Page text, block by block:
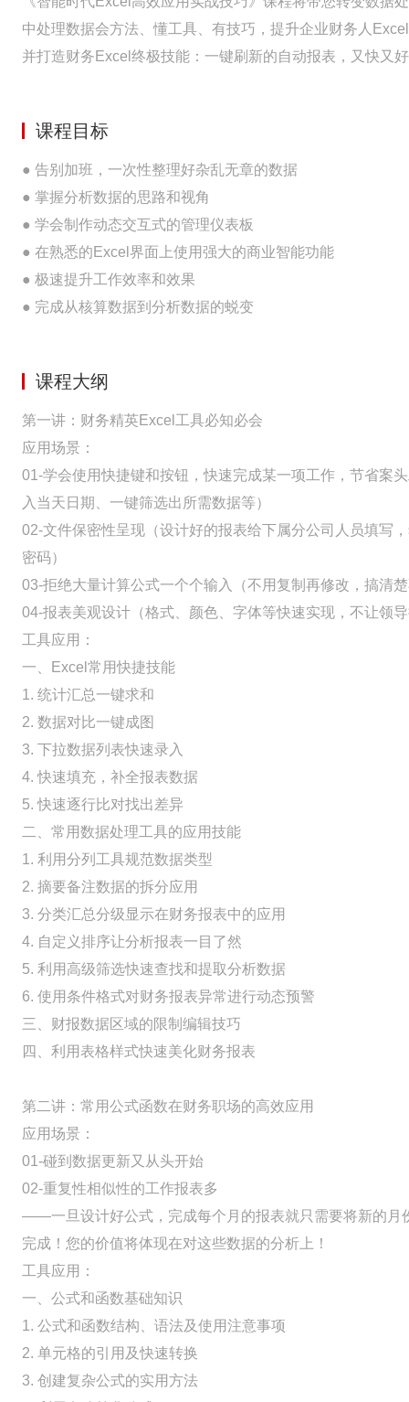
中处理数据会方法、懂工具、有技巧，提升企业财务人
并打造财务Excel终极技能：一键刷新的自动报表，又快又
课程目标
● 告别加班，一次性整理好杂乱无章的数据
● 掌握分析数据的思路和视角
● 学会制作动态交互式的管理仪表板
● 在熟悉的Excel界面上使用强大的商业智能功能
● 极速提升工作效率和效果
● 完成从核算数据到分析数据的蜕变
课程大纲
第一讲：财务精英Excel工具必知必会
应用场景：
01-学会使用快捷键和按钮，快速完成某一项工作，节省案
入当天日期、一键筛选出所需数据等）
02-文件保密性呈现（设计好的报表给下属分公司人员填写
密码）
03-拒绝大量计算公式一个个输入（不用复制再修改，搞清
04-报表美观设计（格式、颜色、字体等快速实现，不让领
工具应用：
一、Excel常用快捷技能
1. 统计汇总一键求和
2. 数据对比一键成图
3. 下拉数据列表快速录入
4. 快速填充，补全报表数据
5. 快速逐行比对找出差异
二、常用数据处理工具的应用技能
1. 利用分列工具规范数据类型
2. 摘要备注数据的拆分应用
3. 分类汇总分级显示在财务报表中的应用
4. 自定义排序让分析报表一目了然
5. 利用高级筛选快速查找和提取分析数据
6. 使用条件格式对财务报表异常进行动态预警
三、财报数据区域的限制编辑技巧
四、利用表格样式快速美化财务报表
第二讲：常用公式函数在财务职场的高效应用
应用场景：
01-碰到数据更新又从头开始
02-重复性相似性的工作报表多
——一旦设计好公式，完成每个月的报表就只需要将新的月
完成！您的价值将体现在对这些数据的分析上！
工具应用：
一、公式和函数基础知识
1. 公式和函数结构、语法及使用注意事项
2. 单元格的引用及快速转换
3. 创建复杂公式的实用方法